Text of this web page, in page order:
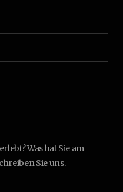
Was hat Sie am
Sie uns.